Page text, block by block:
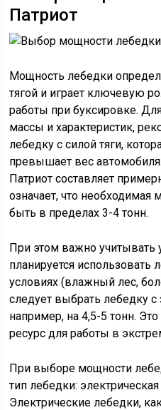
Патриот
Мощность лебедки
тягой и играет ключевую
работы при буксировке.
массы и характеристик,
лебедку с силой тяги,
превышает вес
Патриот составляет
означает, что
быть в пределах 3-4 тонн.
При этом важно учитывать
планируется использовать
условиях (влажный лес,
следует выбрать лебедку
например, на 4,5-5 тонн.
ресурс для работы в
При выборе мощности
тип лебедки:
Электрические лебедки,